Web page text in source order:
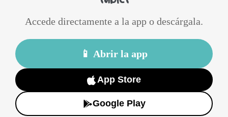
Accede directamente a la app o descárgala.
📱 Abrir la app
App Store
Google Play